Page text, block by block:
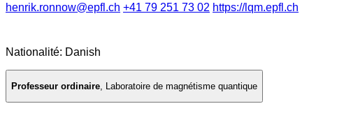
henrik.ronnow@epfl.ch +41 79 251 73 02 https://lqm.epfl.ch
Nationalité: Danish
Professeur ordinaire, Laboratoire de magnétisme quantique